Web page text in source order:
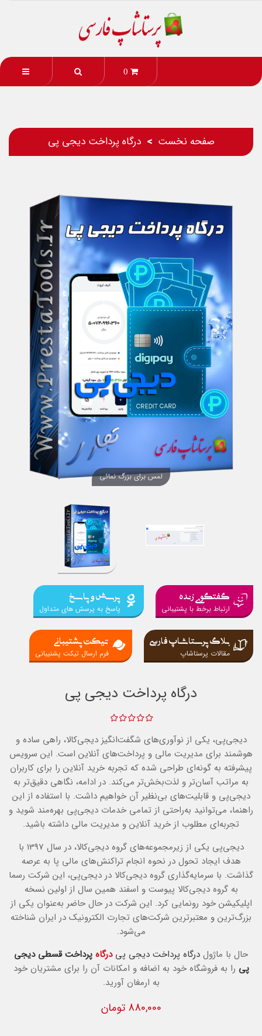
0
صفحه نخست درگاه پرداخت دیجی پی
لمس برای بزرگ نمائی
گفتگوی زنده
ارتباط برخط با پشتیبانی
پرسش و پاسخ
پاسخ به پرسش های متداول
بلاگ پرستاشاپ فارسی
مقالات پرستاشاپ
تیکت پشتیبانی
فرم ارسال تیکت پشتیبانی
درگاه پرداخت دیجی پی
دیجی‌پی، یکی از نوآوری‌های شگفت‌انگیز دیجی‌کالا، راهی ساده و
هوشمند برای مدیریت مالی و پرداخت‌های آنلاین است. این سرویس
پیشرفته به گونه‌ای طراحی شده که تجربه خرید آنلاین را برای کاربران
به مراتب آسان‌تر و لذت‌بخش‌تر می‌کند. در ادامه، نگاهی دقیق‌تر به
دیجی‌پی و قابلیت‌های بی‌نظیر آن خواهیم داشت. با استفاده از این
راهنما، می‌توانید به‌راحتی از تمامی خدمات دیجی‌پی بهره‌مند شوید و
تجربه‌ای مطلوب از خرید آنلاین و مدیریت مالی داشته باشید.
دیجی‌پی یکی از زیرمجموعه‌های گروه دیجی‌کالا، در سال 1397 با
هدف ایجاد تحول در نحوه انجام تراکنش‌های مالی پا به عرصه
گذاشت. با سرمایه‌گذاری گروه دیجی‌کالا در دیجی‌پی، این شرکت رسما
به گروه دیجی‌کالا پیوست و اسفند همین سال از اولین نسخه
اپلیکیشن خود رونمایی کرد. این شرکت در حال حاضر به‌عنوان یکی از
بزرگ‌ترین و معتبرترین شرکت‌های تجارت الکترونیک در ایران شناخته
می‌شود.
حال با ماژول درگاه پرداخت دیجی پی درگاه پرداخت قسطی دیجی
پی را به فروشگاه خود به اضافه و امکانات آن را برای مشتریان خود
به ارمغان آورید.
880,000 تومان